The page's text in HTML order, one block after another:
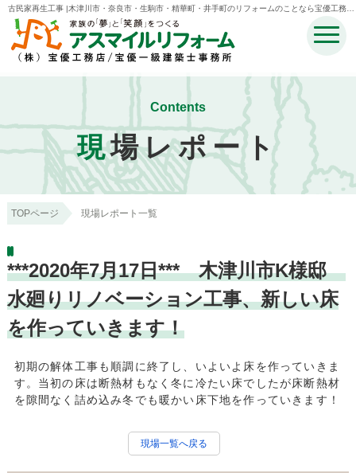
古民家再生工事 |木津川市・奈良市・生駒市・精華町・井手町のリフォームのことなら宝優工務店
アスマイルリフォーム
Contents
現場レポート
TOPページ 現場レポート一覧
***2020年7月17日*** 木津川市K様邸
水廻りリノベーション工事、新しい床
を作っていきます！
初期の解体工事も順調に終了し、いよいよ床を作っていきま
す。当初の床は断熱材もなく冬に冷たい床でしたが床断熱材
を隙間なく詰め込み冬でも暖かい床下地を作っていきます！
現場一覧へ戻る